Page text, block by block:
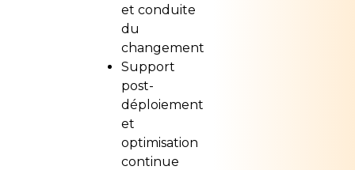
et conduite
du
changement
Support
post-
déploiement
et
optimisation
continue